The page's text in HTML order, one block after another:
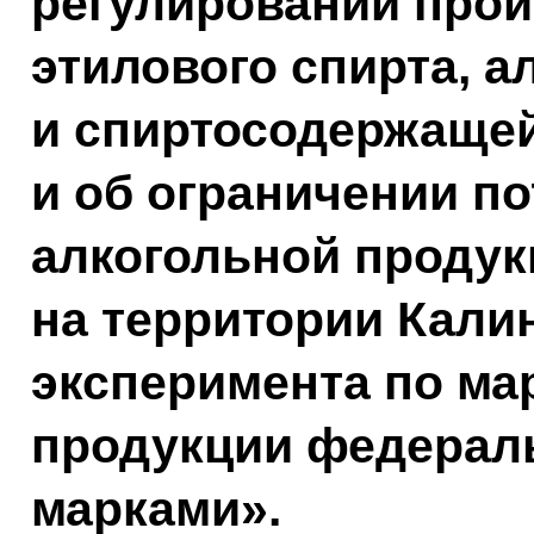
этилового спирта,
и
и об ограничении
алкогольной
на территории
эксперимента по
продукции
марками».